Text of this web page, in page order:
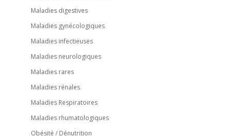
Maladies digestives
Maladies gynécologiques
Maladies infectieuses
Maladies neurologiques
Maladies rares
Maladies rénales
Maladies Respiratoires
Maladies rhumatologiques
Obésité / Dénutrition